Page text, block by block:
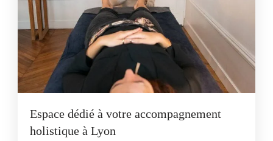
Espace dédié à votre accompagnement
holistique à Lyon